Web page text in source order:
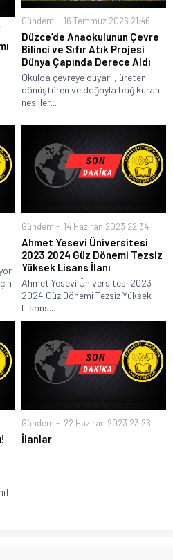
Gündem 16 Temmuz 2026 21:46
Düzce’de Anaokulunun Çevre
Bilinci ve Sıfır Atık Projesi
Dünya Çapında Derece Aldı
Okulda çevreye duyarlı, üreten,
dönüştüren ve doğayla bağ kuran
nesiller...
Gündem 14 Haziran 2023 22:34
Ahmet Yesevi Üniversitesi
2023 2024 Güz Dönemi Tezsiz
Yüksek Lisans İlanı
Ahmet Yesevi Üniversitesi 2023
2024 Güz Dönemi Tezsiz Yüksek
Lisans...
Gündem 22 Haziran 2023 23:26
İlanlar